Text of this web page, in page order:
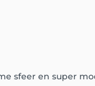
sfeer en super